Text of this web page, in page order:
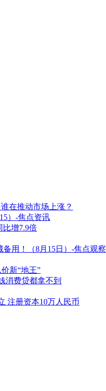
在推动市场上涨？
）-焦点资讯
比增7.9倍
用！（8月15日）-焦点观察
新“地王”
消费贷都拿不到
注册资本10万人民币